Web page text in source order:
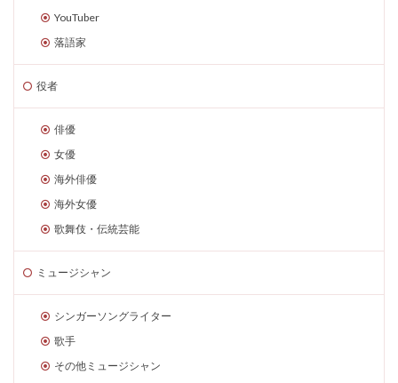
YouTuber
落語家
役者
俳優
女優
海外俳優
海外女優
歌舞伎・伝統芸能
ミュージシャン
シンガーソングライター
歌手
その他ミュージシャン